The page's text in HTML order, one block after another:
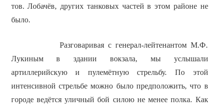
тов. Лобачёв, других танковых частей в этом районе не
было.
Разговаривая с генерал-лейтенантом М.Ф.
Лукиным в здании вокзала, мы услышали
артиллерийскую и пулемётную стрельбу. По этой
интенсивной стрельбе можно было предположить, что в
городе ведётся уличный бой силою не менее полка. Как